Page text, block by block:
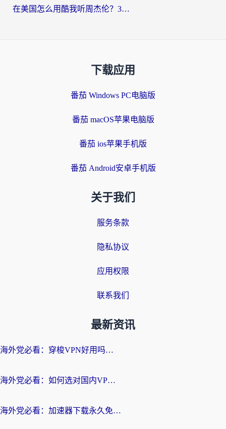
在美国怎么用酷我听周杰伦？3步搞定海外听歌难题
下载应用
番茄 Windows PC电脑版
番茄 macOS苹果电脑版
番茄 ios苹果手机版
番茄 Android安卓手机版
关于我们
服务条款
隐私协议
应用权限
联系我们
最新资讯
海外党必看：穿梭VPN好用吗？和云帆VPN对比哪个回国效果更好？附真实测评+避坑指南
海外党必看：如何选对国内VPN，实现无缝访问国内资源？
海外党必看：加速器下载永久免费版真的存在吗？教你无缝访问国内资源的正确姿势